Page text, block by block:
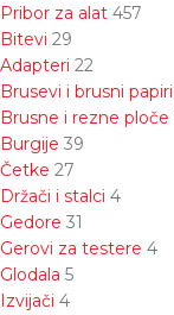
Pribor za alat 457
Bitevi 29
Adapteri 22
Brusevi i brusni papiri
Brusne i rezne ploče
Burgije 39
Četke 27
Držači i stalci 4
Gedore 31
Gerovi za testere 4
Glodala 5
Izvijači 4